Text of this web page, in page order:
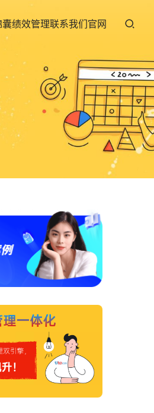
囊绩效管理联系我们官网